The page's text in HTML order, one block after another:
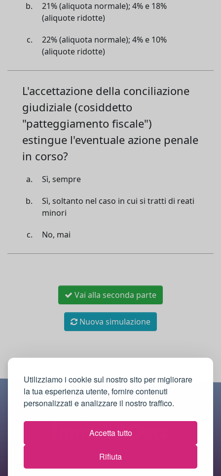
Utilizziamo i cookie sul nostro sito per migliorare
la tua esperienza utente, fornire contenuti
personalizzati e analizzare il nostro traffico.
Accetta tutto
Rifiuta
21% (aliquota normale); 4% e 18%
(aliquote ridotte)
22% (aliquota normale); 4% e 10%
(aliquote ridotte)
L'accettazione della conciliazione
giudiziale (cosiddetto
"patteggiamento fiscale")
estingue l'eventuale azione penale
in corso?
Sì, sempre
Sì, soltanto nel caso in cui si tratti di reati
minori
No, mai
Vai alla seconda parte
Nuova simulazione